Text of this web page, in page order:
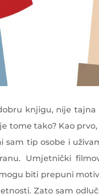
knjigu, nije
tome tako? Kao
sam tip osobe i
Umjetnički
biti prepuni
Zato sam